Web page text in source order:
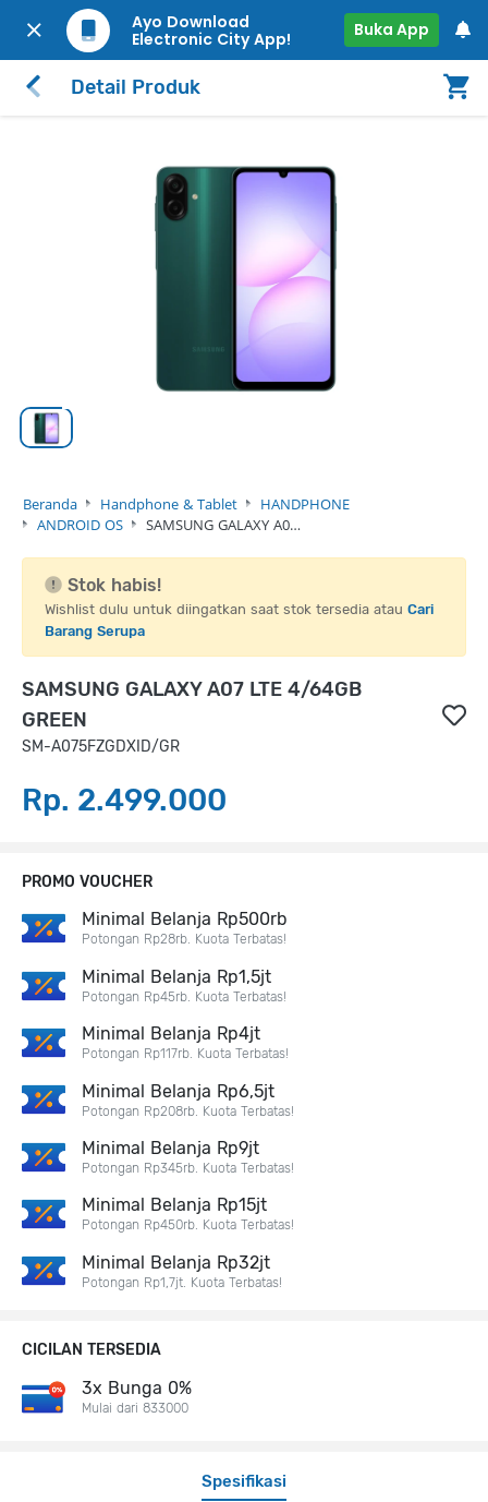
Ayo Download
Electronic City App!
Buka App
Detail Produk
Beranda Handphone & Tablet
HANDPHONE
ANDROID OS
SAMSUNG GALAXY A0…
Stok habis!
Wishlist dulu untuk diingatkan saat stok tersedia atau Cari
Barang Serupa
SAMSUNG GALAXY A07 LTE 4/64GB
GREEN
SM-A075FZGDXID/GR
Rp. 2.499.000
Spesifikasi
PROMO VOUCHER
Minimal Belanja Rp500rb
Potongan Rp28rb. Kuota Terbatas!
Minimal Belanja Rp1,5jt
Potongan Rp45rb. Kuota Terbatas!
Minimal Belanja Rp4jt
Potongan Rp117rb. Kuota Terbatas!
Minimal Belanja Rp6,5jt
Potongan Rp208rb. Kuota Terbatas!
Minimal Belanja Rp9jt
Potongan Rp345rb. Kuota Terbatas!
Minimal Belanja Rp15jt
Potongan Rp450rb. Kuota Terbatas!
Minimal Belanja Rp32jt
Potongan Rp1,7jt. Kuota Terbatas!
CICILAN TERSEDIA
3x Bunga 0%
Mulai dari 833000